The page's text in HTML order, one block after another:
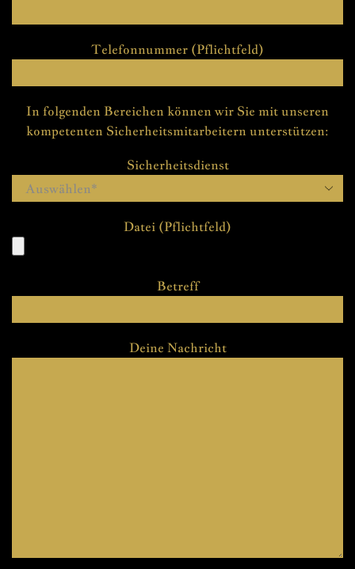
Telefonnummer (Pflichtfeld)
In folgenden Bereichen können wir Sie mit unseren
kompetenten Sicherheitsmitarbeitern unterstützen:
Sicherheitsdienst
Datei (Pflichtfeld)
Betreff
Deine Nachricht